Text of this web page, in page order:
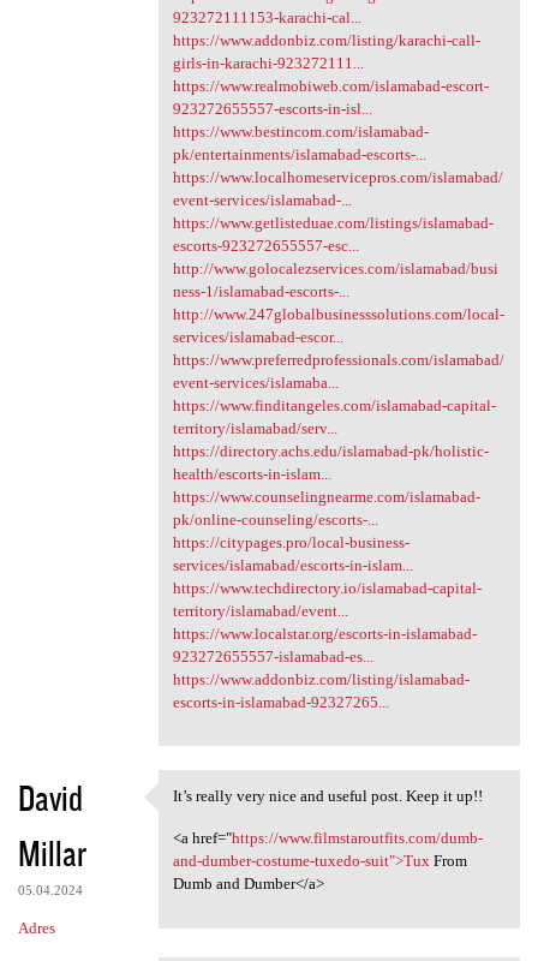
923272111153-karachi-cal...
https://www.addonbiz.com/listing/karachi-call-
girls-in-karachi-923272111...
https://www.realmobiweb.com/islamabad-escort-
923272655557-escorts-in-isl...
https://www.bestincom.com/islamabad-
pk/entertainments/islamabad-escorts-...
https://www.localhomeservicepros.com/islamabad/
event-services/islamabad-...
https://www.getlisteduae.com/listings/islamabad-
escorts-923272655557-esc...
http://www.golocalezservices.com/islamabad/busi
ness-1/islamabad-escorts-...
http://www.247globalbusinesssolutions.com/local-
services/islamabad-escor...
https://www.preferredprofessionals.com/islamabad/
event-services/islamaba...
https://www.finditangeles.com/islamabad-capital-
territory/islamabad/serv...
https://directory.achs.edu/islamabad-pk/holistic-
health/escorts-in-islam...
https://www.counselingnearme.com/islamabad-
pk/online-counseling/escorts-...
https://citypages.pro/local-business-
services/islamabad/escorts-in-islam...
https://www.techdirectory.io/islamabad-capital-
territory/islamabad/event...
https://www.localstar.org/escorts-in-islamabad-
923272655557-islamabad-es...
https://www.addonbiz.com/listing/islamabad-
escorts-in-islamabad-92327265...
David
Millar
05.04.2024
Adres
It’s really very nice and
It’s really very nice and useful post. Keep it up!!
<a href="https://www.filmstaroutfits.com/dumb-
and-dumber-costume-tuxedo-suit">TuxFrom
Dumb and Dumber</a>